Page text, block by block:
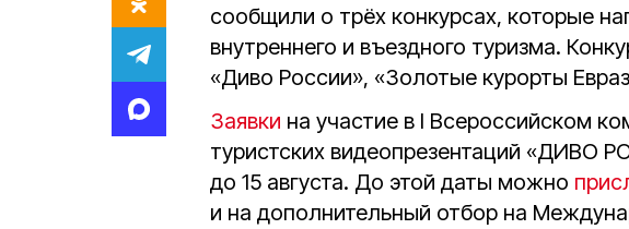
сообщили о трёх конкурсах, которые
внутреннего и въездного туризма.
«Диво России», «Золотые курорты
Заявки на участие в I Всероссийском
туристских видеопрезентаций «ДИВО
до 15 августа. До этой даты можно
и на дополнительный отбор на